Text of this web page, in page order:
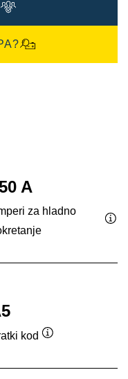
A
za hladno
kod